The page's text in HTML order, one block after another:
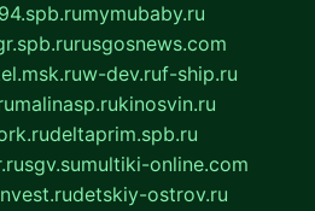
mymubaby.ru
rusgosnews.com
w-dev.ruf-ship.ru
malinasp.rukinosvin.ru
deltaprim.spb.ru
sgv.sumultiki-online.com
detskiy-ostrov.ru